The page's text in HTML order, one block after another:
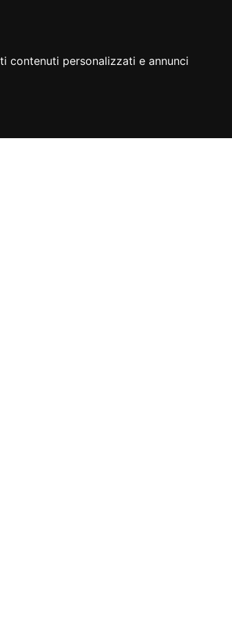
contenuti personalizzati e annunci